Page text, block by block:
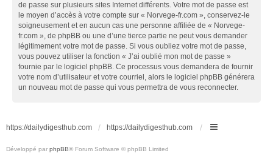
de passe sur plusieurs sites Internet différents. Votre mot de passe est
le moyen d’accès à votre compte sur « Norvege-fr.com », conservez-le
soigneusement et en aucun cas une personne affiliée de « Norvege-
fr.com », de phpBB ou une d’une tierce partie ne peut vous demander
légitimement votre mot de passe. Si vous oubliez votre mot de passe,
vous pouvez utiliser la fonction « J’ai oublié mon mot de passe »
fournie par le logiciel phpBB. Ce processus vous demandera de fournir
votre nom d’utilisateur et votre courriel, alors le logiciel phpBB générera
un nouveau mot de passe qui vous permettra de vous reconnecter.
https://dailydigesthub.com https://dailydigesthub.com
Développé par phpBB® Forum Software © phpBB Limited